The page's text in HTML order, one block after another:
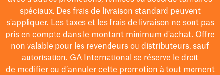
spéciaux. Des frais de livraison standard peuvent
s'appliquer. Les taxes et les frais de livraison ne sont pas
pris en compte dans le montant minimum d'achat. Offre
non valable pour les revendeurs ou distributeurs, sauf
autorisation. GA International se réserve le droit
de modifierou d’annuler cette promotion à tout moment